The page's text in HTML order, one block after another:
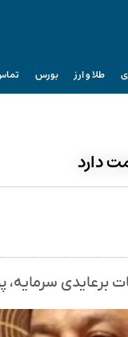
طلا و ارز بورس
دارد
سرمایه،